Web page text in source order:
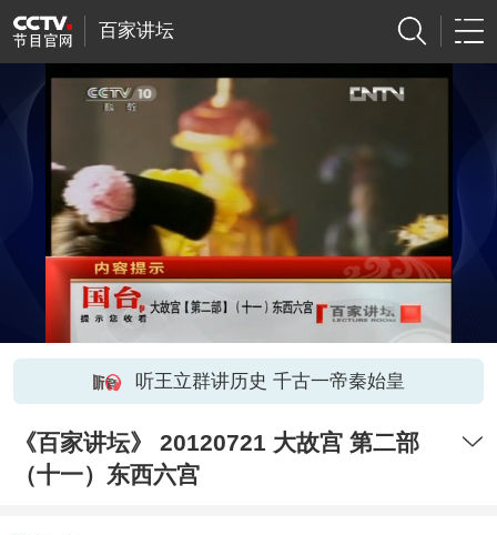
百家讲坛
听王立群讲历史 千古一帝秦始皇
《百家讲坛》 20120721 大故宫 第二部
（十一）东西六宫